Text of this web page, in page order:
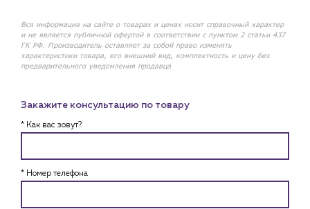
Вся информация на сайте о товарах и ценах носит справочный характер
и не является публичной офертой в соответствии с пунктом 2 статьи 437
ГК РФ. Производитель оставляет за собой право изменять
характеристики товара, его внешний вид, комплектность и цену без
предварительного уведомления продавца
Закажите консультацию по товару
* Как вас зовут?
* Номер телефона